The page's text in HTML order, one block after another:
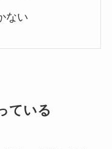
ない
ている